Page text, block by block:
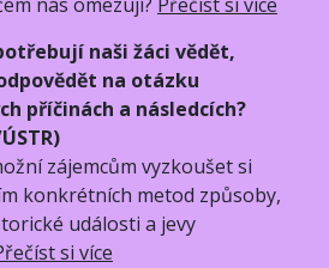
naši žáci vědět,
na otázku
příčinách a následcích?
zájemcům vyzkoušet si
konkrétních metod způsoby,
události a jevy
si více